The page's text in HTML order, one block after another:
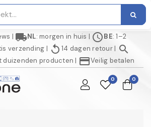
| local_shippingNL: morgen in huis | scheduleBE: 1–2
verzending | replay 14 dagen retour| search
duizenden producten | credit_cardVeilig betalen
0 0